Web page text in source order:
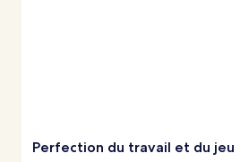
Perfection du travail et du jeu